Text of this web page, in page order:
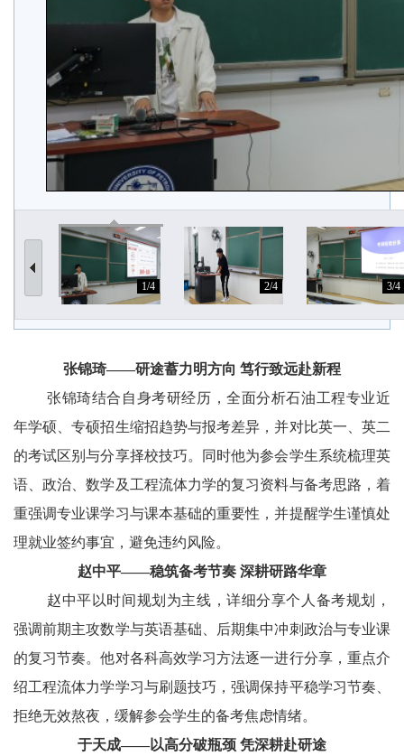
1/4 2/4 3/4
张锦琦——研途蓄力明方向 笃行致远赴新程
张锦琦结合自身考研经历，全面分析石油工程专业近
年学硕、专硕招生缩招趋势与报考差异，并对比英一、英二
的考试区别与分享择校技巧。同时他为参会学生系统梳理英
语、政治、数学及工程流体力学的复习资料与备考思路，着
重强调专业课学习与课本基础的重要性，并提醒学生谨慎处
理就业签约事宜，避免违约风险。
赵中平——稳筑备考节奏 深耕研路华章
赵中平以时间规划为主线，详细分享个人备考规划，
强调前期主攻数学与英语基础、后期集中冲刺政治与专业课
的复习节奏。他对各科高效学习方法逐一进行分享，重点介
绍工程流体力学学习与刷题技巧，强调保持平稳学习节奏、
拒绝无效熬夜，缓解参会学生的备考焦虑情绪。
于天成——以高分破瓶颈 凭深耕赴研途